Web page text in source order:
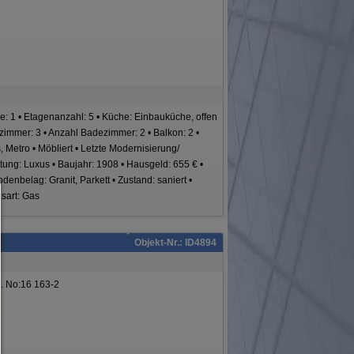
1 • Etagenanzahl: 5 • Küche: Einbauküche, offen
3 • Anzahl Badezimmer: 2 • Balkon: 2 •
Metro • Möbliert • Letzte Modernisierung/
Luxus • Baujahr: 1908 • Hausgeld: 655 € •
Granit, Parkett • Zustand: saniert •
Gas
Objekt-Nr.: ID4894
No:16 163-2
Um fortfahren zu können,müssen Sie eine Cookie-Auswahl treffen.